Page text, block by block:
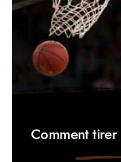
Comment